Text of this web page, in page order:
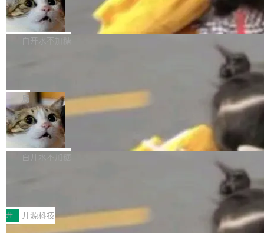
生成与复杂版式组织； 更稳定的图...
untu 用户在用，那用 snap 打包就没什么可纠结
的。 从 deb 到 snap 的迁移路径 hwctl 是 rust-
hwlib 硬件 API 库的一部分，命令行工具负责查
创始人的角色「太累了」。几天后，The Inform
ation 就曝出她将重回 OpenAI，负责递归自我
改进方向的研究。她是 Thinking Machines 过
一在人才争夺战中失血的公司。六月，Google
连失两员大将：Noam Shazeer 去了 Op...
FFmpeg 9.0 发布
FFmpeg 9.0 现已发布，包含多项改进。官方更
新日志列出的 9.0 版本主要更新内容如下： 扩
er HE-AAC 960 解码 (DAB+) transpose_cuda
filter 添加 AMF Frame Rate Converter (vf_frc
_amf) filter SMPTE 2094-50 元数据支持和直
通 ProRes RAW VideoToolbox 硬件加速器 AP
V ...
白开水不加糖
Code 在 X 上发帖：「DeepSeek Flash did 8T
tokens on August 1st. 5T of free usage + 3T
on OpenCode Go.」79.8 万次浏览，连带着 #
DeepSeek一天消耗了8万亿# 上了微博热搜——
注意这是 OpenCode 一家的消耗。 OpenCode
不完。」5T 来自免费额度，3T 来自 Go...
局
NetBSD 11.0 正式发布
NetBSD 11.0 现已正式发布，这是 NetBSD 操
作系统的第十八个主要版本。 自 NetBSD 10.1
ve JH71XX 的设备，例如 VisionFive 2、PINE
64 STAR64，以及 QEMU。 增强了对 POSIX.1
白开水不加糖
案
享会在上海举办。鸿蒙生态的全场景智慧营销平
台鲸鸿动能协同华为游戏中心，面向游戏行业开
开 开源科技